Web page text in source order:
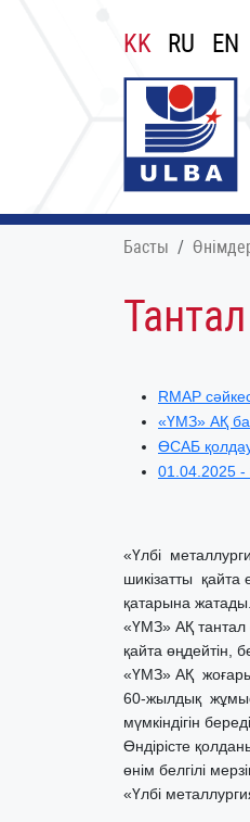
KK RU EN
Басты
RMAP
«ҮМЗ» АҚ
ӨСАБ
01.04.2025 -
«Үлбі
шикізатты қайта
қатарына жатады.
«ҮМЗ» АҚ тантал
қайта өңдейтін,
«ҮМЗ» АҚ жоғары
60-жылдық
мүмкіндігін береді.
Өндірісте
өнім белгілі
«Үлбі